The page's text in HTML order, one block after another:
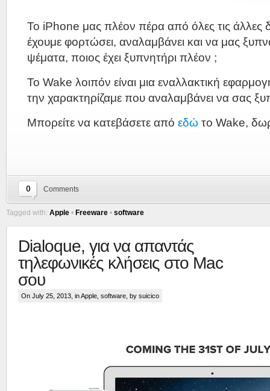
To iPhone μας πλέον πέρα από όλες τις άλλες
έχουμε φορτώσει, αναλαμβάνει και να μας
ψέματα, ποιος έχει ξυπνητήρι πλέον ;
Το Wake λοιπόν είναι μια εναλλακτική
την χαρακτηρίζαμε που αναλαμβάνει να σας
Μπορείτε να κατεβάσετε από εδώ το Wake,
0 Comments
Tagged with: Apple • Freeware • software
Dialoque, για να απαντάς
τηλεφωνικές κλήσεις στο Mac
σου
On July 25, 2013, inApple software , by suicico